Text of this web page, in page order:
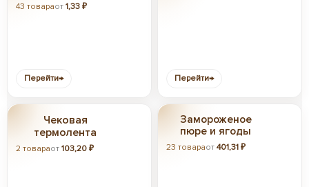
43 товараот 1,33 ₽
Перейти→ Перейти→
Чековая
термолента
2 товараот 103,20 ₽
Замороженое
пюре и ягоды
23 товараот 401,31 ₽